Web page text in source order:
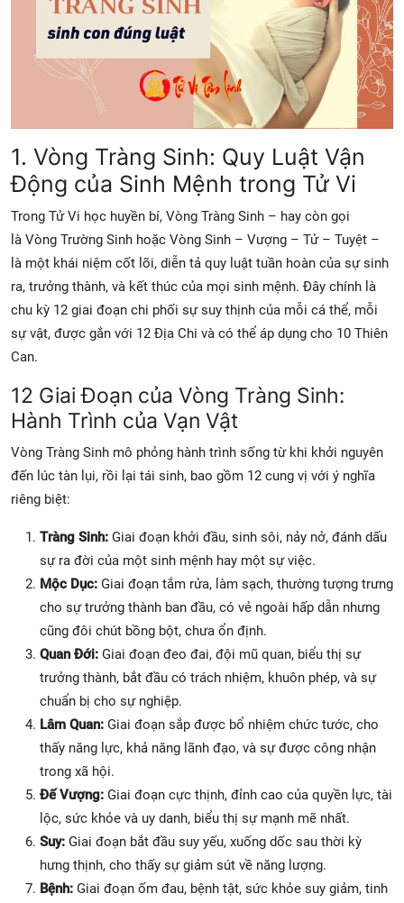
1. Vòng Tràng Sinh: Quy Luật Vận
Động của Sinh Mệnh trong Tử Vi
Trong Tử Vi học huyền bí, Vòng Tràng Sinh – hay còn gọi
là Vòng Trường Sinh hoặc Vòng Sinh – Vượng – Tử – Tuyệt –
là một khái niệm cốt lõi, diễn tả quy luật tuần hoàn của sự sinh
ra, trưởng thành, và kết thúc của mọi sinh mệnh. Đây chính là
chu kỳ 12 giai đoạn chi phối sự suy thịnh của mỗi cá thể, mỗi
sự vật, được gắn với 12 Địa Chi và có thể áp dụng cho 10 Thiên
Can.
12 Giai Đoạn của Vòng Tràng Sinh:
Hành Trình của Vạn Vật
Vòng Tràng Sinh mô phỏng hành trình sống từ khi khởi nguyên
đến lúc tàn lụi, rồi lại tái sinh, bao gồm 12 cung vị với ý nghĩa
riêng biệt:
Tràng Sinh: Giai đoạn khởi đầu, sinh sôi, nảy nở, đánh dấu
sự ra đời của một sinh mệnh hay một sự việc.
Mộc Dục: Giai đoạn tắm rửa, làm sạch, thường tượng trưng
cho sự trưởng thành ban đầu, có vẻ ngoài hấp dẫn nhưng
cũng đôi chút bồng bột, chưa ổn định.
Quan Đới: Giai đoạn đeo đai, đội mũ quan, biểu thị sự
trưởng thành, bắt đầu có trách nhiệm, khuôn phép, và sự
chuẩn bị cho sự nghiệp.
Lâm Quan: Giai đoạn sắp được bổ nhiệm chức tước, cho
thấy năng lực, khả năng lãnh đạo, và sự được công nhận
trong xã hội.
Đế Vượng: Giai đoạn cực thịnh, đỉnh cao của quyền lực, tài
lộc, sức khỏe và uy danh, biểu thị sự mạnh mẽ nhất.
Suy: Giai đoạn bắt đầu suy yếu, xuống dốc sau thời kỳ
hưng thịnh, cho thấy sự giảm sút về năng lượng.
Bệnh: Giai đoạn ốm đau, bệnh tật, sức khỏe suy giảm, tinh